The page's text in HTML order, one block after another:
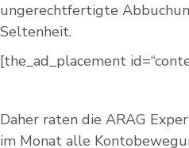
ungerechtfertigte
Seltenheit.
[the_ad_placement
Daher raten die ARAG
im Monat alle